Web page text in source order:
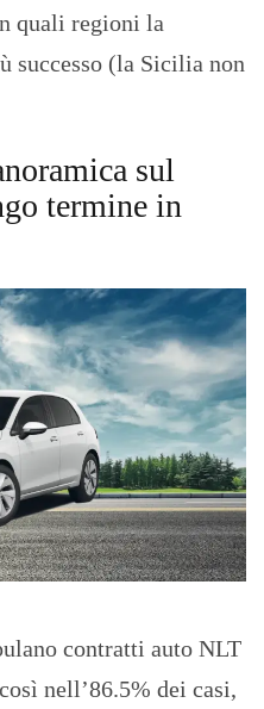
quali regioni la
successo (la Sicilia non
sul
termine in
contratti auto NLT
nell’86.5% dei casi,